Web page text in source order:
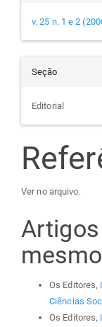
v. 25 n. 1 e 2
Seção
Editorial
Ver no arquivo.
Os Editores,
Ciências
Os Editores,